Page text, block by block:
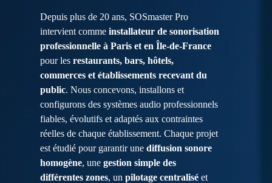
Depuis plus de 20 ans, SOSmaster Pro
intervient comme installateur de sonorisation
professionnelle à Paris et en Île-de-France
pour les restaurants, bars, hôtels,
commerces et établissements recevant du
public. Nous concevons, installons et
configurons des systèmes audio professionnels
fiables, évolutifs et adaptés aux contraintes
réelles de chaque établissement. Chaque projet
est étudié pour garantir une diffusion sonore
homogène, une gestion simple des
différentes zones, un pilotage centralisé et